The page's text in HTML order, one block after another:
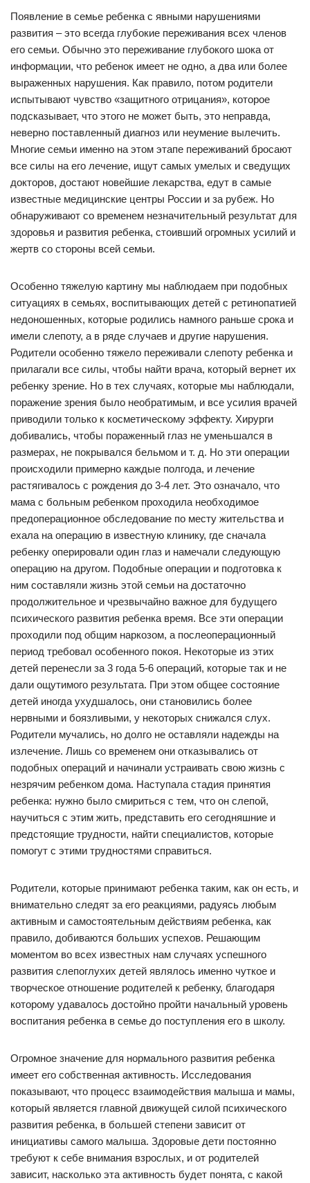
Появление в семье ребенка с явными нарушениями
развития – это всегда глубокие переживания всех членов
его семьи. Обычно это переживание глубокого шока от
информации, что ребенок имеет не одно, а два или более
выраженных нарушения. Как правило, потом родители
испытывают чувство «защитного отрицания», которое
подсказывает, что этого не может быть, это неправда,
неверно поставленный диагноз или неумение вылечить.
Многие семьи именно на этом этапе переживаний бросают
все силы на его лечение, ищут самых умелых и сведущих
докторов, достают новейшие лекарства, едут в самые
известные медицинские центры России и за рубеж. Но
обнаруживают со временем незначительный результат для
здоровья и развития ребенка, стоивший огромных усилий и
жертв со стороны всей семьи.
Особенно тяжелую картину мы наблюдаем при подобных
ситуациях в семьях, воспитывающих детей с ретинопатией
недоношенных, которые родились намного раньше срока и
имели слепоту, а в ряде случаев и другие нарушения.
Родители особенно тяжело переживали слепоту ребенка и
прилагали все силы, чтобы найти врача, который вернет их
ребенку зрение. Но в тех случаях, которые мы наблюдали,
поражение зрения было необратимым, и все усилия врачей
приводили только к косметическому эффекту. Хирурги
добивались, чтобы пораженный глаз не уменьшался в
размерах, не покрывался бельмом и т. д. Но эти операции
происходили примерно каждые полгода, и лечение
растягивалось с рождения до 3-4 лет. Это означало, что
мама с больным ребенком проходила необходимое
предоперационное обследование по месту жительства и
ехала на операцию в известную клинику, где сначала
ребенку оперировали один глаз и намечали следующую
операцию на другом. Подобные операции и подготовка к
ним составляли жизнь этой семьи на достаточно
продолжительное и чрезвычайно важное для будущего
психического развития ребенка время. Все эти операции
проходили под общим наркозом, а послеоперационный
период требовал особенного покоя. Некоторые из этих
детей перенесли за 3 года 5-6 операций, которые так и не
дали ощутимого результата. При этом общее состояние
детей иногда ухудшалось, они становились более
нервными и боязливыми, у некоторых снижался слух.
Родители мучались, но долго не оставляли надежды на
излечение. Лишь со временем они отказывались от
подобных операций и начинали устраивать свою жизнь с
незрячим ребенком дома. Наступала стадия принятия
ребенка: нужно было смириться с тем, что он слепой,
научиться с этим жить, представить его сегодняшние и
предстоящие трудности, найти специалистов, которые
помогут с этими трудностями справиться.
Родители, которые принимают ребенка таким, как он есть, и
внимательно следят за его реакциями, радуясь любым
активным и самостоятельным действиям ребенка, как
правило, добиваются больших успехов. Решающим
моментом во всех известных нам случаях успешного
развития слепоглухих детей являлось именно чуткое и
творческое отношение родителей к ребенку, благодаря
которому удавалось достойно пройти начальный уровень
воспитания ребенка в семье до поступления его в школу.
Огромное значение для нормального развития ребенка
имеет его собственная активность. Исследования
показывают, что процесс взаимодействия малыша и мамы,
который является главной движущей силой психического
развития ребенка, в большей степени зависит от
инициативы самого малыша. Здоровые дети постоянно
требуют к себе внимания взрослых, и от родителей
зависит, насколько эта активность будет понята, с какой